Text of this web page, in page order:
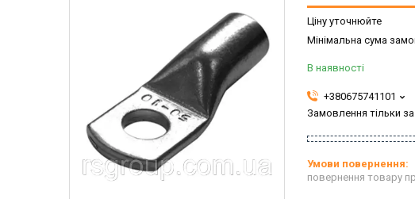
Ціну уточнюйте
Мінімальна сума
В наявності
+380675741101
Замовлення тільки
повернення товару